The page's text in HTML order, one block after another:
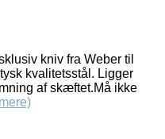
kniv fra Weber til
kvalitetsstål. Ligger
af skæftet.Må ikke